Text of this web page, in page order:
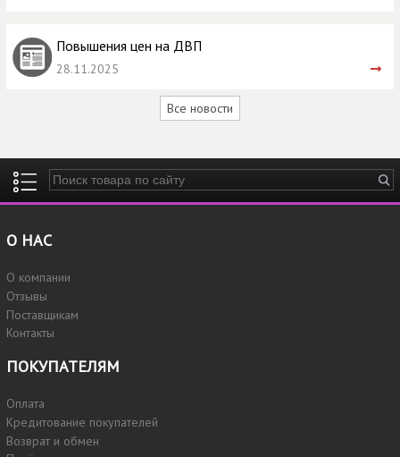
Повышения цен на ДВП
28.11.2025
Все новости
Введите ключевые слова для поиска
О НАС
О компании
Отзывы
Поставщикам
Контакты
ПОКУПАТЕЛЯМ
Оплата
Кредитование покупателей
Возврат и обмен